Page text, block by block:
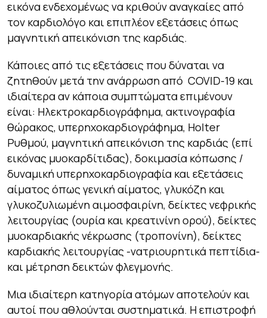
εικόνα ενδεχομένως να κριθούν αναγκαίες από
τον καρδιολόγο και επιπλέον εξετάσεις όπως
μαγνητική απεικόνιση της καρδιάς.
Κάποιες από τις εξετάσεις που δύναται να
ζητηθούν μετά την ανάρρωση από COVID-19 και
ιδιαίτερα αν κάποια συμπτώματα επιμένουν
είναι: Ηλεκτροκαρδιογράφημα, ακτινογραφία
θώρακος, υπερηχοκαρδιογράφημα, Ηolter
Ρυθμού, μαγνητική απεικόνιση της καρδιάς (επί
εικόνας μυοκαρδίτιδας), δοκιμασία κόπωσης /
δυναμική υπερηχοκαρδιογραφία και εξετάσεις
αίματος όπως γενική αίματος, γλυκόζη και
γλυκοζυλιωμένη αιμοσφαιρίνη, δείκτες νεφρικής
λειτουργίας (ουρία και κρεατινίνη ορού), δείκτες
μυοκαρδιακής νέκρωσης (τροπονίνη), δείκτες
καρδιακής λειτουργίας -νατριουρητικά πεπτίδια-
και μέτρηση δεικτών φλεγμονής.
Μια ιδιαίτερη κατηγορία ατόμων αποτελούν και
αυτοί που αθλούνται συστηματικά. Η επιστροφή